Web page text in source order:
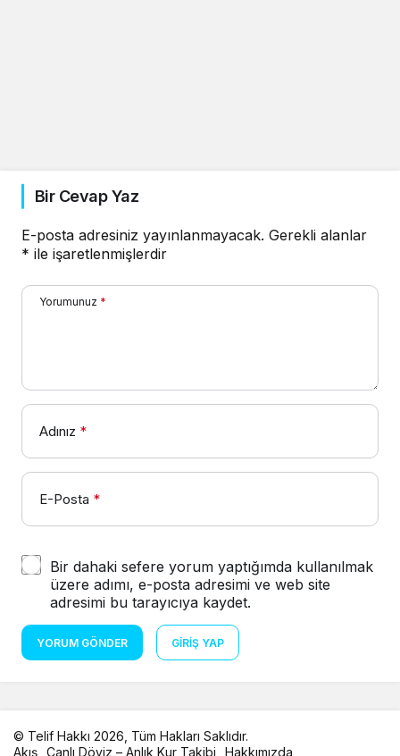
Bir Cevap Yaz
E-posta adresiniz yayınlanmayacak. Gerekli alanlar
* ile işaretlenmişlerdir
Yorumunuz *
Adınız *
E-Posta *
Bir dahaki sefere yorum yaptığımda kullanılmak
üzere adımı, e-posta adresimi ve web site
adresimi bu tarayıcıya kaydet.
YORUM GÖNDER GIRIŞ YAP
© Telif Hakkı 2026, Tüm Hakları Saklıdır.
Akış Canlı Döviz – Anlık Kur Takibi Hakkımızda